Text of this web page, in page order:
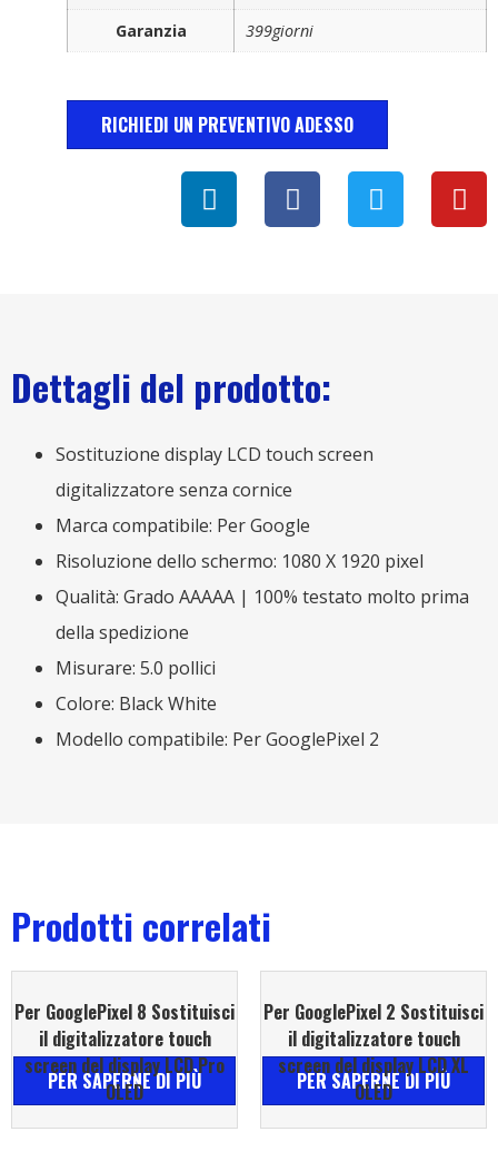
Garanzia
399giorni
RICHIEDI UN PREVENTIVO ADESSO
Dettagli del prodotto:
Sostituzione display LCD touch screen
digitalizzatore senza cornice
Marca compatibile: Per Google
Risoluzione dello schermo: 1080 X 1920 pixel
Qualità: Grado AAAAA | 100% testato molto prima
della spedizione
Misurare: 5.0 pollici
Colore: Black White
Modello compatibile: Per GooglePixel 2
Prodotti correlati
Per GooglePixel 8 Sostituisci
il digitalizzatore touch
screen del display LCD Pro
OLED
PER SAPERNE DI PIÙ
Per GooglePixel 2 Sostituisci
il digitalizzatore touch
screen del display LCD XL
OLED
PER SAPERNE DI PIÙ